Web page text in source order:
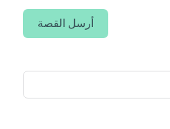
أرسل القصة